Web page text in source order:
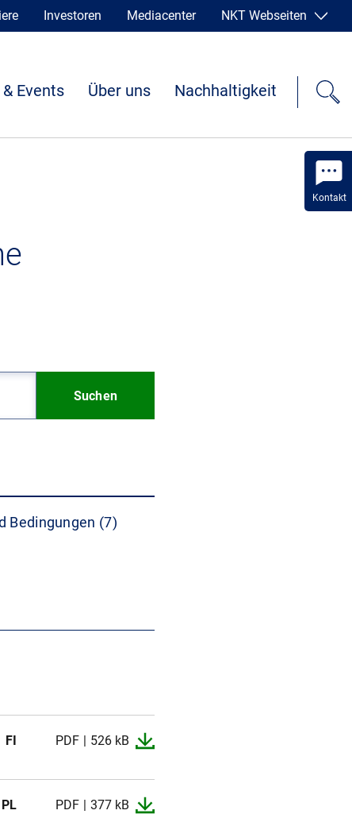
Kontakt
Investoren Mediacenter NKT Webseiten
Events Über uns Nachhaltigkeit
Suchen
Bedingungen (7)
FI PDF 526 kB
PL PDF 377 kB